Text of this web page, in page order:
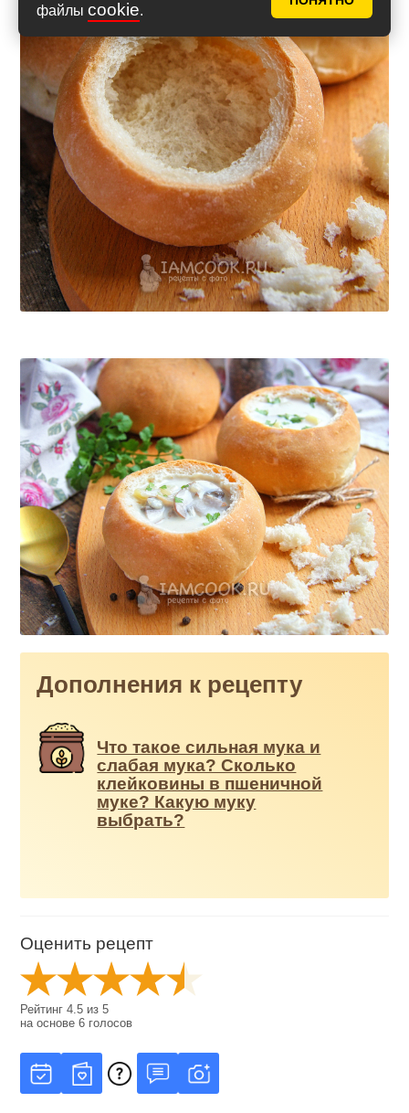
файлы cookie.
Дополнения к рецепту
Что такое сильная мука и
слабая мука? Сколько
клейковины в пшеничной
муке? Какую муку
выбрать?
Оценить рецепт
Рейтинг4.5 из5
на основе6 голосов